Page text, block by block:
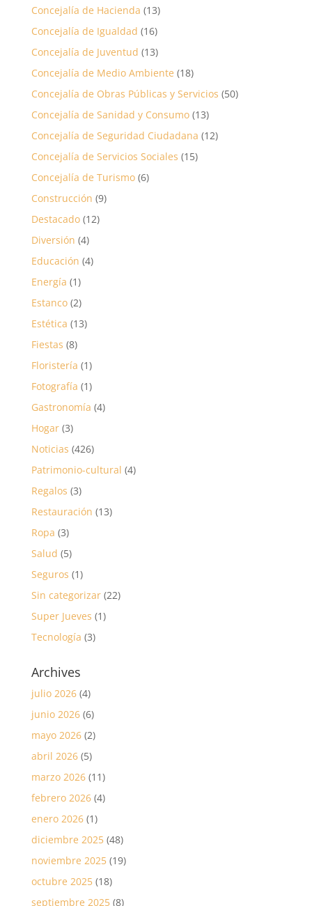
Concejalía de Hacienda (13)
Concejalía de Igualdad (16)
Concejalía de Juventud (13)
Concejalía de Medio Ambiente (18)
Concejalía de Obras Públicas y Servicios (50)
Concejalía de Sanidad y Consumo(13)
Concejalía de Seguridad Ciudadana (12)
Concejalía de Servicios Sociales (15)
Concejalía de Turismo(6)
Construcción (9)
Destacado(12)
Diversión (4)
Educación (4)
Energía (1)
Estanco(2)
Estética (13)
Fiestas (8)
Floristería (1)
Fotografía (1)
Gastronomía (4)
Hogar(3)
Noticias (426)
Patrimonio-cultural (4)
Regalos (3)
Restauración (13)
Ropa (3)
Salud (5)
Seguros (1)
Sin categorizar(22)
Super Jueves (1)
Tecnología (3)
Archives
julio 2026(4)
junio 2026(6)
mayo 2026(2)
abril 2026(5)
marzo 2026(11)
febrero 2026(4)
enero 2026(1)
diciembre 2025(48)
noviembre 2025(19)
octubre 2025(18)
septiembre 2025(8)